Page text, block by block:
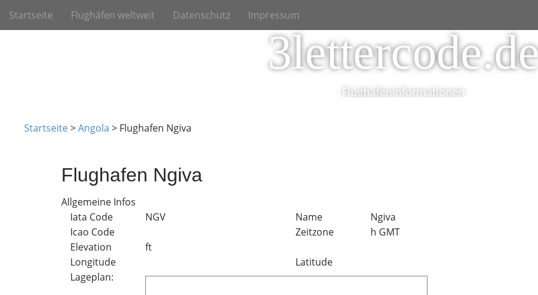
i
Startseite Flughäfen weltweit Datenschutz Impressum
Flughafeninformationen
Startseite>Angola > Flughafen Ngiva
Flughafen Ngiva
Allgemeine Infos
Iata Code
NGV Name
Ngiva
Icao Code
Zeitzone
h GMT
Elevation
ft
Longitude
Latitude
Lageplan: